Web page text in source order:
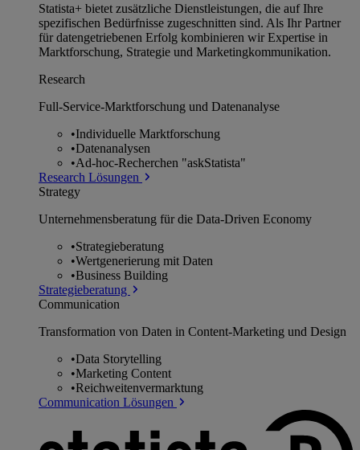
Statista+ bietet zusätzliche Dienstleistungen, die auf Ihre
spezifischen Bedürfnisse zugeschnitten sind. Als Ihr Partner
für datengetriebenen Erfolg kombinieren wir Expertise in
Marktforschung, Strategie und Marketingkommunikation.
Research
Full-Service-Marktforschung und Datenanalyse
•Individuelle Marktforschung
•Datenanalysen
•Ad-hoc-Recherchen "askStatista"
Research Lösungen
Strategy
Unternehmens­beratung für die Data-Driven Economy
•Strategieberatung
•Wertgenerierung mit Daten
•Business Building
Strategieberatung
Communication
Transformation von Daten in Content-Marketing und Design
•Data Storytelling
•Marketing Content
•Reichweitenvermarktung
Communication Lösungen